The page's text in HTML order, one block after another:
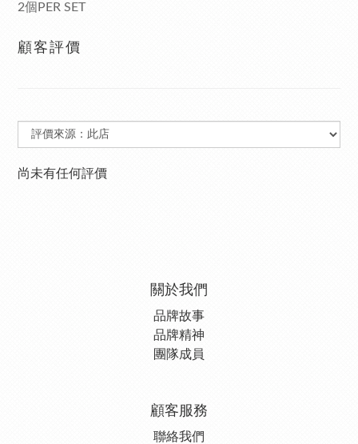
2個PER SET
顧客評價
尚未有任何評價
關於我們
品牌故事
品牌精神
團隊成員
顧客服務
聯絡我們